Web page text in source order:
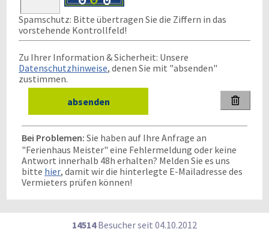
Spamschutz: Bitte übertragen Sie die Ziffern in das
vorstehende Kontrollfeld!
Zu Ihrer Information & Sicherheit: Unsere
Datenschutzhinweise, denen Sie mit "absenden"
zustimmen.

Bei Problemen: Sie haben auf Ihre Anfrage an
"Ferienhaus Meister" eine Fehlermeldung oder keine
Antwort innerhalb 48h erhalten? Melden Sie es uns
bitte hier, damit wir die hinterlegte E-Mailadresse des
Vermieters prüfen können!
14514Besucher seit 04.10.2012